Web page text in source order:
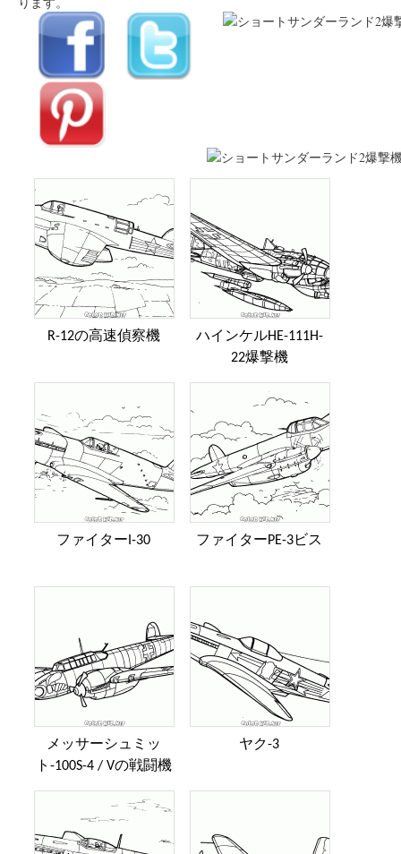
R-12の高速偵察機
ハインケルHE-111H-
22爆撃機
ファイターI-30 ファイターPE-3ビス
メッサーシュミッ
ト-100S-4 / Vの戦闘機
ヤク-3